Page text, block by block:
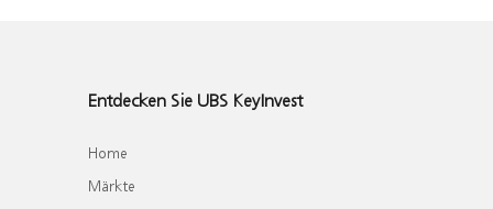
Entdecken Sie UBS KeyInvest
Home
Märkte